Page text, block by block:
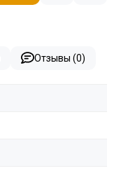
Отзывы (0)